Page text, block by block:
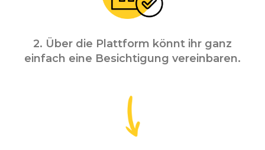
2. Über die Plattform könnt ihr ganz
einfach eine Besichtigung vereinbaren.